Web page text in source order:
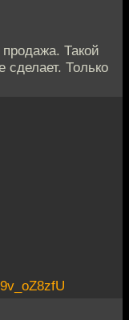
Такой
сделает. Только